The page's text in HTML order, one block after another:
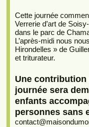
Cette journée
Verrerie d’art de
dans le parc de
L’après-midi nous
Hirondelles » de
et triturateur.
Une contribution
journée sera
enfants
personnes sans
contact@